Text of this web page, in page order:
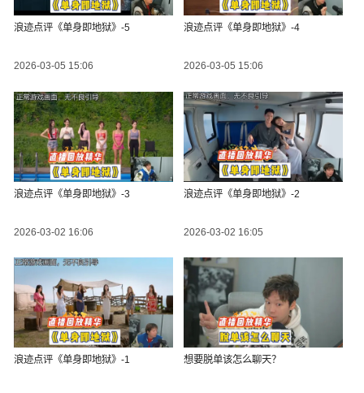
浪迹点评《单身即地狱》-5
2026-03-05 15:06
浪迹点评《单身即地狱》-4
2026-03-05 15:06
浪迹点评《单身即地狱》-3
2026-03-02 16:06
浪迹点评《单身即地狱》-2
2026-03-02 16:05
浪迹点评《单身即地狱》-1 想要脱单该怎么聊天？